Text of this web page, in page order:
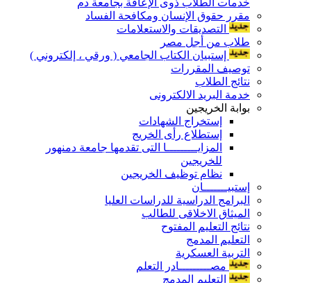
مقرر حقوق الإنسان ومكافحة الفساد
التصديقات والاستعلامات
طلاب من أجل مصر
إستبيان الكتاب الجامعي ( ورقي ، إلكتروني )
توصيف المقررات
نتائج الطلاب
خدمة البريد الالكترونى
بوابة الخريجين
إستخراج الشهادات
إستطلاع رأى الخريج
المزايـــــــــا التى تقدمها جامعة دمنهور
للخريجين
نظام توظيف الخريجين
إستبيـــــــان
البرامج الدراسية للدراسات العليا
الميثاق الاخلاقى للطالب
نتائج التعليم المفتوح
التعليم المدمج
التربية العسكرية
مصـــــــــادر التعلم
التعليم المدمج